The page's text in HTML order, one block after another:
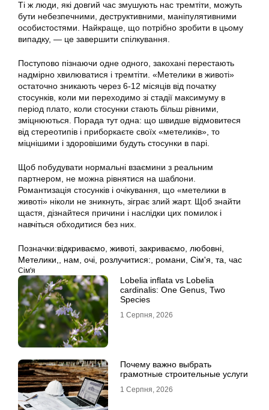
Ті ж люди, які довгий час змушують нас тремтіти, можуть
бути небезпечними, деструктивними, маніпулятивними
особистостями. Найкраще, що потрібно зробити в цьому
випадку, — це завершити спілкування.
Поступово пізнаючи одне одного, закохані перестають
надмірно хвилюватися і тремтіти. «Метелики в животі»
остаточно зникають через 6-12 місяців від початку
стосунків, коли ми переходимо зі стадії максимуму в
період плато, коли стосунки стають більш рівними,
зміцнюються. Порада тут одна: що швидше відмовитеся
від стереотипів і приборкаєте своїх «метеликів», то
міцнішими і здоровішими будуть стосунки в парі.
Щоб побудувати нормальні взаємини з реальним
партнером, не можна рівнятися на шаблони.
Романтизація стосунків і очікування, що «метелики в
животі» ніколи не зникнуть, зіграє злий жарт. Щоб знайти
щастя, дізнайтеся причини і наслідки цих помилок і
навчіться обходитися без них.
Позначки:відкриваємо животі закриваємо любовні
Метелики,
нам очі розлучитися: романи Сім'я та час
Сім'я
Lobelia inflata vs Lobelia
cardinalis: One Genus, Two
Species
1 Серпня, 2026
Почему важно выбрать
грамотные строительные услуги
1 Серпня, 2026